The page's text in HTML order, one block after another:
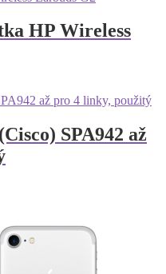
HP Wireless
SPA942 až